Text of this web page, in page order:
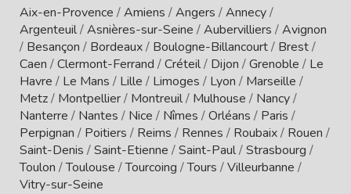
Aix-en-Provence /Amiens /Angers /Annecy/
Argenteuil/Asnières-sur-Seine /Aubervilliers /Avignon
/ Besançon / Bordeaux/ Boulogne-Billancourt/ Brest/
Caen /Clermont-Ferrand /Créteil/ Dijon /Grenoble / Le
Havre / Le Mans / Lille / Limoges / Lyon / Marseille /
Metz/ Montpellier/ Montreuil/ Mulhouse / Nancy/
Nanterre / Nantes / Nice / Nîmes /Orléans / Paris /
Perpignan / Poitiers / Reims / Rennes / Roubaix/ Rouen /
Saint-Denis /Saint-Etienne /Saint-Paul/Strasbourg /
Toulon /Toulouse /Tourcoing /Tours /Villeurbanne /
Vitry-sur-Seine